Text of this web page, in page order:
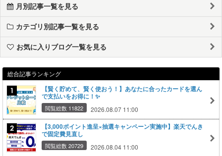
月別記事一覧を見る
カテゴリ別記事一覧を見る
お気に入りブログ一覧を見る
総合記事ランキング
【賢く貯めて、賢く使おう！】あなたに合ったカードを選ん
で支払いをお得に！✨
閲覧総数 11822 2026.08.07 11:00
【3,000ポイント進呈×抽選キャンペーン実施中】楽天でんき
で固定費見直し
閲覧総数 20729 2026.08.04 11:00